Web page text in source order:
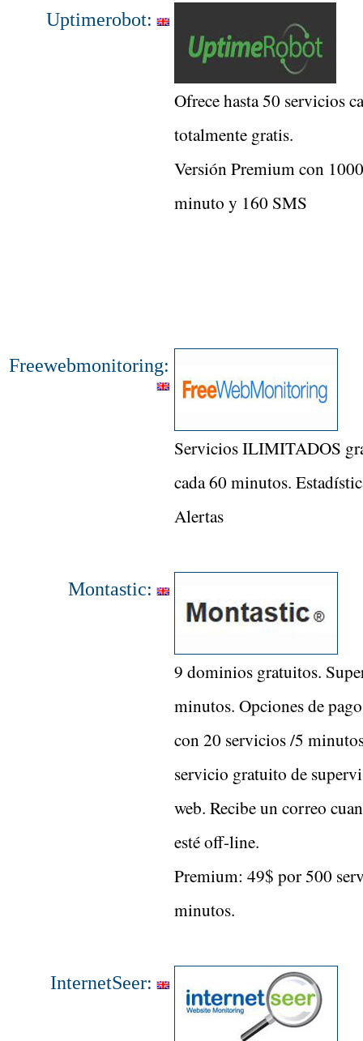
Uptimerobot:
Ofrece hasta 50 servicios
totalmente gratis.
Versión Premium con
minuto y 160 SMS
Freewebmonitoring:
Servicios ILIMITADOS
cada 60 minutos.
Alertas
Montastic:
9 dominios gratuitos.
minutos. Opciones de
con 20 servicios /5
servicio gratuito de
web. Recibe un correo
esté off-line.
Premium: 49$ por 500
minutos.
InternetSeer: